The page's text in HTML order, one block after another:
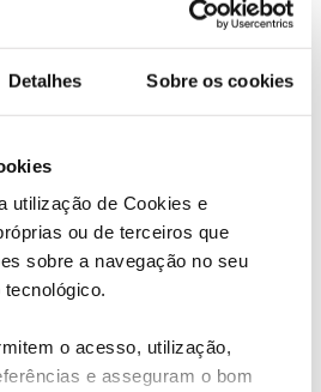
Detalhes Sobre os cookies
utilização de Cookies e
ou de terceiros que
sobre a navegação no seu
o acesso, utilização,
e asseguram o bom